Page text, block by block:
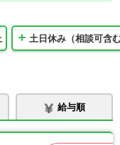
土日休み（相談可含
給与順